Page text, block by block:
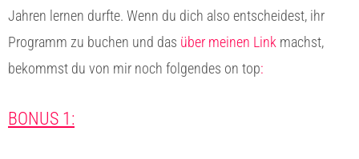
Jahren lernen durfte. Wenn du dich also entscheidest, ihr
Programm zu buchen und das über meinen Link machst,
bekommst du von mir noch folgendes on top:
BONUS 1: